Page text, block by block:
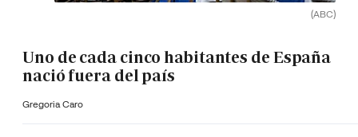
(ABC)
Uno de cada cinco habitantes de España
nació fuera del país
Gregoria Caro